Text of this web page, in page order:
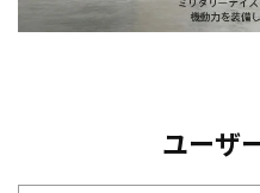
ユーザ